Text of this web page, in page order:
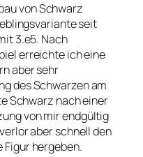
von Schwarz
seit
3.e5. Nach
erreichte ich eine
aber sehr
des Schwarzen am
Schwarz nach einer
von mir endgültig
aber schnell den
Figur hergeben.